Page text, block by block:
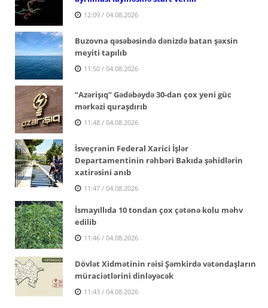
12:09 / 04.08.2026
Buzovna qəsəbəsində dənizdə batan şəxsin
meyiti tapılıb
11:50 / 04.08.2026
“Azərişıq” Gədəbəydə 30-dan çox yeni güc
mərkəzi quraşdırıb
11:48 / 04.08.2026
İsveçrənin Federal Xarici İşlər
Departamentinin rəhbəri Bakıda şəhidlərin
xatirəsini anıb
11:47 / 04.08.2026
İsmayıllıda 10 tondan çox çətənə kolu məhv
edilib
11:46 / 04.08.2026
Dövlət Xidmətinin rəisi Şəmkirdə vətəndaşların
müraciətlərini dinləyəcək
11:43 / 04.08.2026